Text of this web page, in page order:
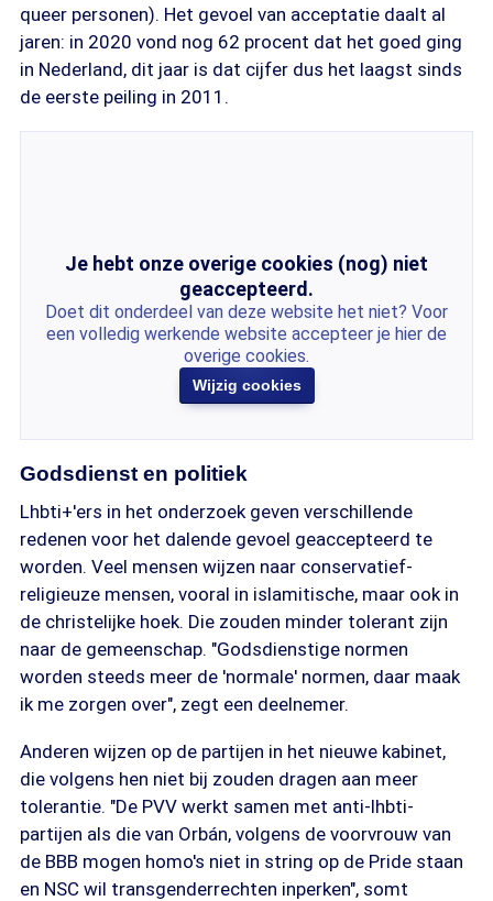
queer personen). Het gevoel van acceptatie daalt al
jaren: in 2020 vond nog 62 procent dat het goed ging
in Nederland, dit jaar is dat cijfer dus het laagst sinds
de eerste peiling in 2011.
Je hebt onze overige cookies (nog) niet
geaccepteerd.
Doet dit onderdeel van deze website het niet? Voor
een volledig werkende website accepteer je hier de
overige cookies.
Wijzig cookies
Godsdienst en politiek
Lhbti+'ers in het onderzoek geven verschillende
redenen voor het dalende gevoel geaccepteerd te
worden. Veel mensen wijzen naar conservatief-
religieuze mensen, vooral in islamitische, maar ook in
de christelijke hoek. Die zouden minder tolerant zijn
naar de gemeenschap. "Godsdienstige normen
worden steeds meer de 'normale' normen, daar maak
ik me zorgen over", zegt een deelnemer.
Anderen wijzen op de partijen in het nieuwe kabinet,
die volgens hen niet bij zouden dragen aan meer
tolerantie. "De PVV werkt samen met anti-lhbti-
partijen als die van Orbán, volgens de voorvrouw van
de BBB mogen homo's niet in string op de Pride staan
en NSC wil transgenderrechten inperken", somt